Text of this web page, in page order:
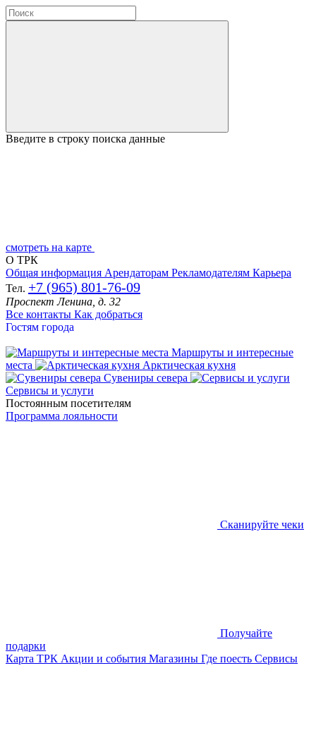
Введите в строку поиска данные
смотреть на карте
О ТРК
Общая информация Арендаторам Рекламодателям Карьера
Тел. +7 (965) 801-76-09
Проспект Ленина, д. 32
Все контакты Как добраться
Гостям города
Маршруты и интересные
места
Арктическая кухня
Сувениры севера
Сервисы и услуги
Постоянным посетителям
Программа лояльности
Сканируйте чеки
Получайте
подарки
Карта ТРК Акции и события Магазины Где поесть Сервисы